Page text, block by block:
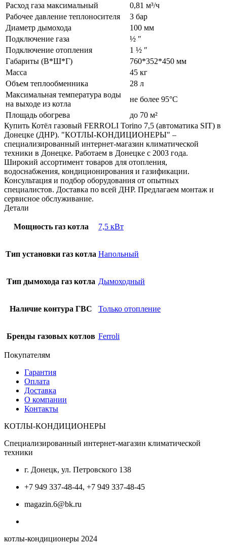
Расход газа максимальный
0,81 м³/ч
Рабочее давление теплоносителя
3 бар
Диаметр дымохода
100 мм
Подключение газа
½ ʺ
Подключение отопления
1 ½ ʺ
Габариты (В*Ш*Г)
760*352*450 мм
Масса
45 кг
Объем теплообменника
28 л
Максимальная температура воды
на выходе из котла
не более 95°С
Площадь обогрева
до 70 м²
Купить Котёл газовый FERROLI Torino 7,5 (автоматика SIT) в
Донецке (ДНР). "КОТЛЫ-КОНДИЦИОНЕРЫ" –
специализированный интернет-магазин климатической
техники в Донецке. Работаем в Донецке с 2003 года.
Широкий ассортимент товаров для отопления,
водоснабжения, кондиционирования и газификации.
Консультация и подбор оборудования от опытных
специалистов. Доставка по всей ДНР. Предлагаем монтаж и
сервисное обслуживание.
Детали
Мощность газ котла 7,5 кВт
Тип установки газ котла Напольный
Тип дымохода газ котла Дымоходный
Наличие контура ГВС Только отопление
Бренды газовых котлов Ferroli
Покупателям
Гарантия
Оплата
Доставка
О компании
Контакты
КОТЛЫ-КОНДИЦИОНЕРЫ
Специализированный интернет-магазин климатической
техники
г. Донецк, ул. Петровского 138
+7 949 337-48-44, +7 949 337-48-45
magazin.6@bk.ru
котлы-кондиционеры 2024